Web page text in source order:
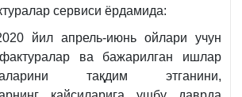
сервиси ёрдамида:
йил апрель-июнь ойлари учун
фактуралар ва бажарилган ишлар
тақдим этганини,